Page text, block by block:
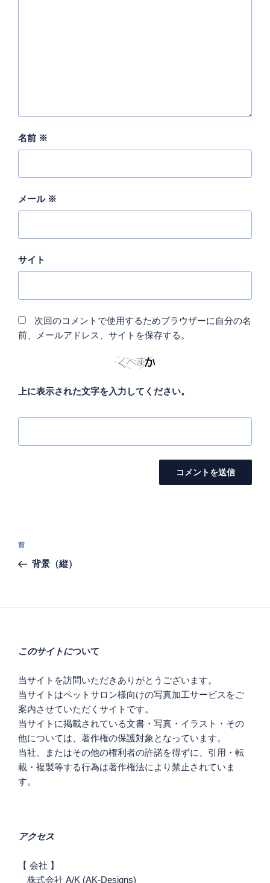
名前 ※
メール ※
サイト
次回のコメントで使用するためブラウザーに自分の名
前、メールアドレス、サイトを保存する。
上に表示された文字を入力してください。
投
ナ
ゲ
ョ
ン
前
の
前
背景（縦）
このサイトについて
当サイトを訪問いただきありがとうございます。
当サイトはペットサロン様向けの写真加工サービスをご
案内させていただくサイトです。
当サイトに掲載されている文書・写真・イラスト・その
他については、著作権の保護対象となっています。
当社、またはその他の権利者の許諾を得ずに、引用・転
載・複製等する行為は著作権法により禁止されていま
す。
アクセス
【 会社 】
株式会社 A/K (AK-Designs)